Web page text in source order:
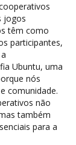
jogos
têm como
participantes,
Ubuntu, uma
nós
comunidade.
não
também
para a